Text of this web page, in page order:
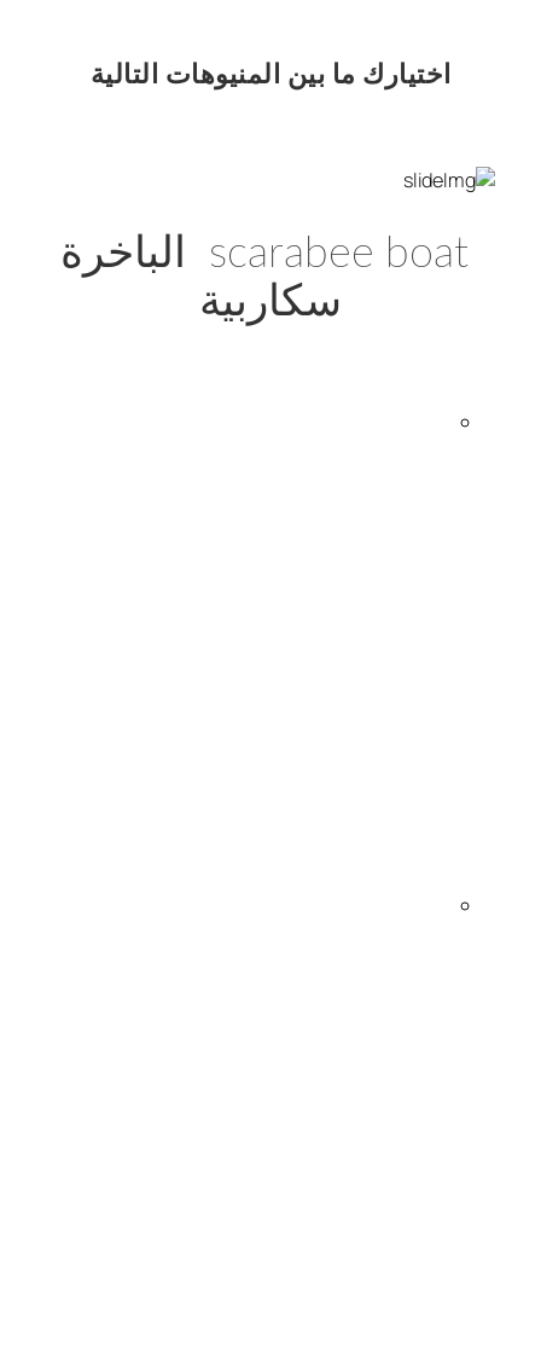
اختيارك ما بين المنيوهات التالية
scarabee boat الباخرة
سكاربية